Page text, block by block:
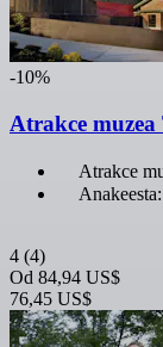
-10%
Atrakce
Atrakce
4 (4)
Od 84,94 US$
76,45 US$